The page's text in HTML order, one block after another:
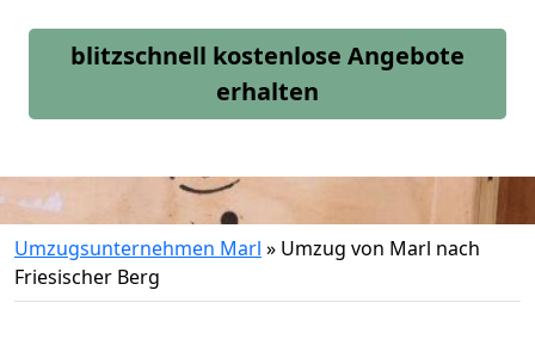
blitzschnell kostenlose Angebote
erhalten
Umzugsunternehmen Marl » Umzug von Marl nach
Friesischer Berg